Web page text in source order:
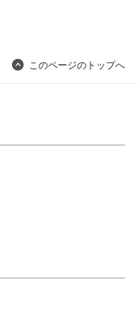
このページのトップへ